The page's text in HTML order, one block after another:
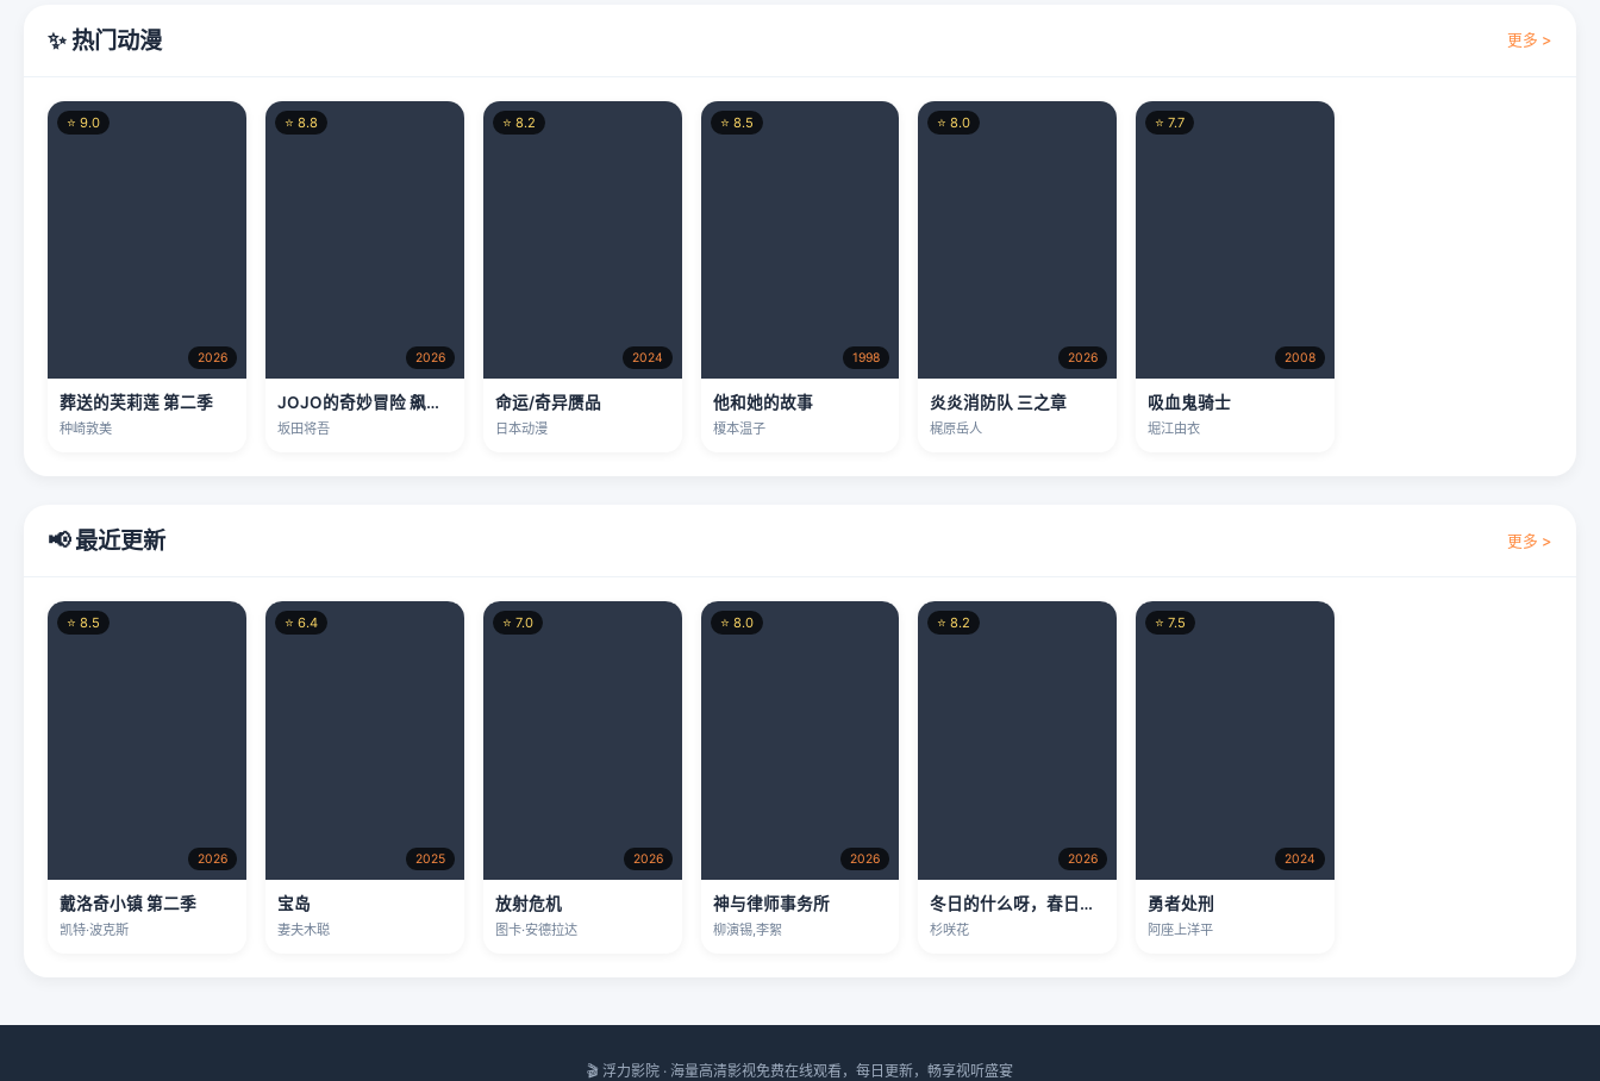
✨ 热门动漫 更多 >
⭐ 9.0
2026
葬送的芙莉莲 第二季
种崎敦美
⭐ 8.8
2026
JOJO的奇妙冒险 飙马野郎
坂田将吾
⭐ 8.2
2024
命运/奇异赝品
日本动漫
⭐ 8.5
1998
他和她的故事
榎本温子
⭐ 8.0
2026
炎炎消防队 三之章
梶原岳人
⭐ 7.7
2008
吸血鬼骑士
堀江由衣
📢 最近更新 更多 >
⭐ 8.5
2026
戴洛奇小镇 第二季
凯特·波克斯
⭐ 6.4
2025
宝岛
妻夫木聪
⭐ 7.0
2026
放射危机
图卡·安德拉达
⭐ 8.0
2026
神与律师事务所
柳演锡,李絮
⭐ 8.2
2026
冬日的什么呀，春日的什么呢
杉咲花
⭐ 7.5
2024
勇者处刑
阿座上洋平
🎬 浮力影院 · 海量高清影视免费在线观看，每日更新，畅享视听盛宴